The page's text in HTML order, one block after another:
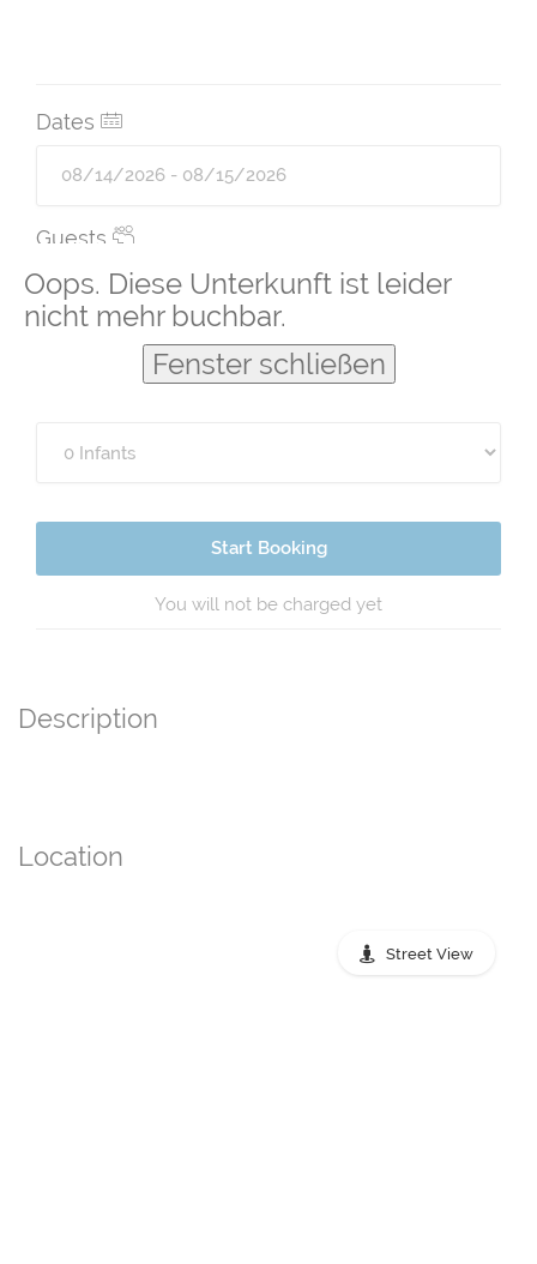
Oops. Diese Unterkunft ist leider
nicht mehr buchbar.
Fenster schließen
Dates
Guests
Start Booking
You will not be charged yet
Description
Location
Street View